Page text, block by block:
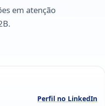
em atenção
Perfil no LinkedIn